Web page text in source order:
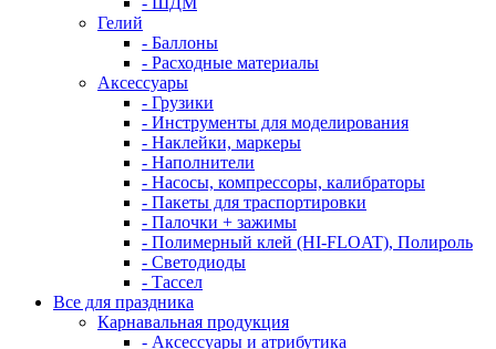
Гелий
- Баллоны
- Расходные материалы
Аксессуары
- Грузики
- Инструменты для моделирования
- Наклейки, маркеры
- Наполнители
- Насосы, компрессоры, калибраторы
- Пакеты для траспортировки
- Палочки + зажимы
- Полимерный клей (HI-FLOAT), Полироль
- Светодиоды
- Тассел
Все для праздника
Карнавальная продукция
- Аксессуары и атрибутика